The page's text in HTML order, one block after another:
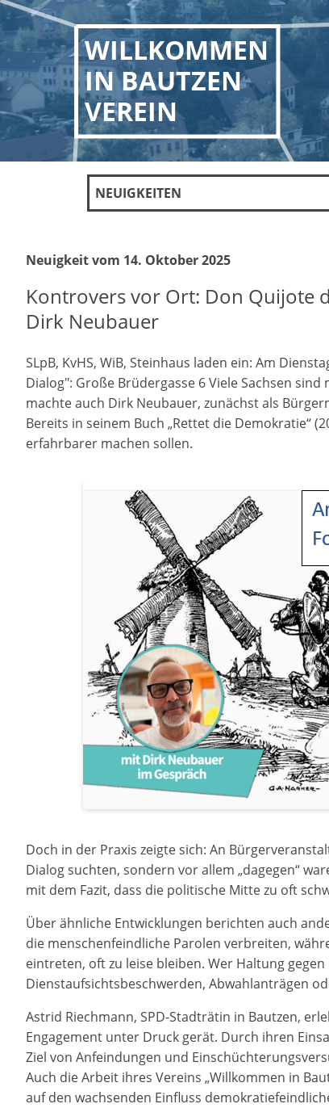
WILLKOMMEN
IN BAUTZEN
VEREIN
NEUIGKEITEN
Neuigkeit vom 14. Oktober 2025
Kontrovers vor Ort: Don Quijote
Dirk Neubauer
SLpB, KvHS, WiB, Steinhaus laden ein: Am
Dialog": Große Brüdergasse 6 Viele Sachsen
machte auch Dirk Neubauer, zunächst als
Bereits in seinem Buch „Rettet die Demokratie“
erfahrbarer machen sollen.
Doch in der Praxis zeigte sich: An
Dialog suchten, sondern vor allem „dagegen“
mit dem Fazit, dass die politische Mitte zu oft
Über ähnliche Entwicklungen berichten auch
die menschenfeindliche Parolen verbreiten,
eintreten, oft zu leise bleiben. Wer Haltung
Dienstaufsichtsbeschwerden, Abwahlanträgen
Astrid Riechmann, SPD-Stadträtin in Bautzen,
Engagement unter Druck gerät. Durch ihren
Ziel von Anfeindungen und
Auch die Arbeit ihres Vereins „Willkommen in
auf den wachsenden Einfluss